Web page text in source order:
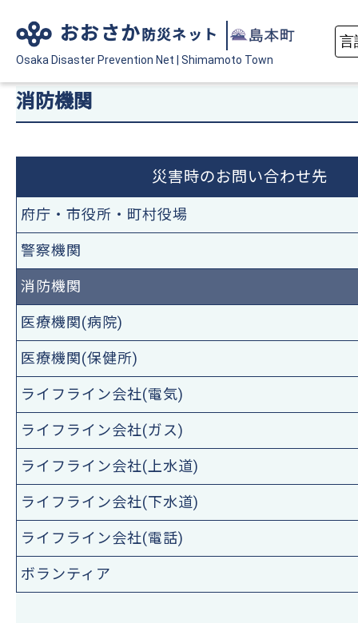
おおさか 防災ネット
Osaka Disaster Prevention Net Shimamoto Town
消防機関
災害時のお問い合わせ先
府庁・市役所・町村役場
警察機関
消防機関
医療機関(病院)
医療機関(保健所)
ライフライン会社(電気)
ライフライン会社(ガス)
ライフライン会社(上水道)
ライフライン会社(下水道)
ライフライン会社(電話)
ボランティア